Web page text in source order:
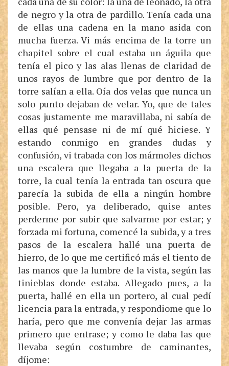
de negro y la otra de pardillo. Tenía cada una
de ellas una cadena en la mano asida con
mucha fuerza. Vi más encima de la torre un
chapitel sobre el cual estaba un águila que
tenía el pico y las alas llenas de claridad de
unos rayos de lumbre que por dentro de la
torre salían a ella. Oía dos velas que nunca un
solo punto dejaban de velar. Yo, que de tales
cosas justamente me maravillaba, ni sabía de
ellas qué pensase ni de mí qué hiciese. Y
estando conmigo en grandes dudas y
confusión, vi trabada con los mármoles dichos
una escalera que llegaba a la puerta de la
torre, la cual tenía la entrada tan oscura que
parecía la subida de ella a ningún hombre
posible. Pero, ya deliberado, quise antes
perderme por subir que salvarme por estar; y
forzada mi fortuna, comencé la subida, y a tres
pasos de la escalera hallé una puerta de
hierro, de lo que me certificó más el tiento de
las manos que la lumbre de la vista, según las
tinieblas donde estaba. Allegado pues, a la
puerta, hallé en ella un portero, al cual pedí
licencia para la entrada, y respondiome que lo
haría, pero que me convenía dejar las armas
primero que entrase; y como le daba las que
llevaba según costumbre de caminantes,
díjome: